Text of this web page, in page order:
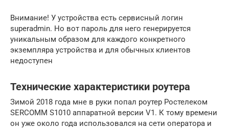
Внимание! У устройства есть сервисный логин
superadmin. Но вот пароль для него генерируется
уникальным образом для каждого конкретного
экземпляра устройства и для обычных клиентов
недоступен
Технические характеристики роутера
Зимой 2018 года мне в руки попал роутер Ростелеком
SERCOMM S1010 аппаратной версии V1. К тому времени
он уже около года использовался на сети оператора и